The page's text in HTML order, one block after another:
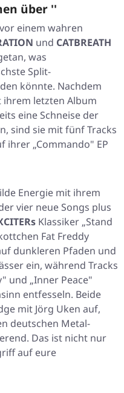
über ''
einem wahren
und CATBREATH
was
Split-
könnte. Nachdem
ihrem letzten Album
eine Schneise der
sind sie mit fünf Tracks
ihrer „Commando" EP
Energie mit ihrem
vier neue Songs plus
Klassiker „Stand
Fat Freddy
dunkleren Pfaden und
ein, während Tracks
und „Inner Peace"
entfesseln. Beide
mit Jörg Uken auf,
deutschen Metal-
Das ist nicht nur
auf eure